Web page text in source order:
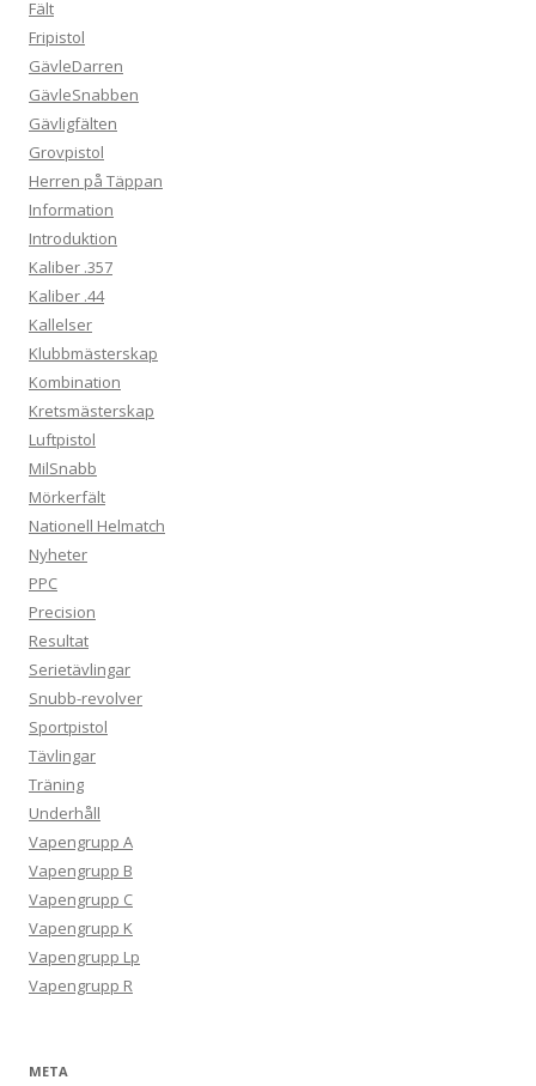
Fält
Fripistol
GävleDarren
GävleSnabben
Gävligfälten
Grovpistol
Herren på Täppan
Information
Introduktion
Kaliber .357
Kaliber .44
Kallelser
Klubbmästerskap
Kombination
Kretsmästerskap
Luftpistol
MilSnabb
Mörkerfält
Nationell Helmatch
Nyheter
PPC
Precision
Resultat
Serietävlingar
Snubb-revolver
Sportpistol
Tävlingar
Träning
Underhåll
Vapengrupp A
Vapengrupp B
Vapengrupp C
Vapengrupp K
Vapengrupp Lp
Vapengrupp R
META